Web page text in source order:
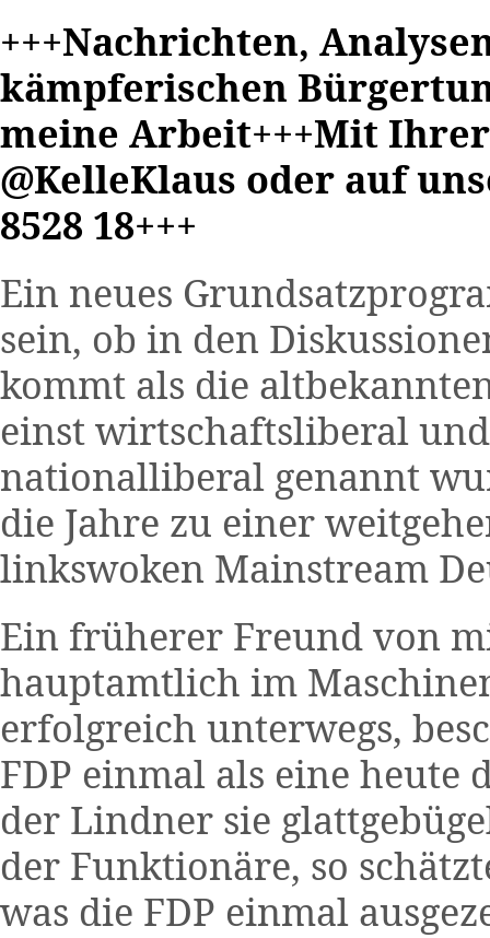
+++Nachrichten,
kämpferischen
meine Arbeit+++Mit
@KelleKlaus oder auf
8528 18+++
Ein neues
sein, ob in den
kommt als die
einst wirtschaftsliberal
nationalliberal genannt
die Jahre zu einer
linkswoken Mainstream
Ein früherer Freund von
hauptamtlich im
erfolgreich unterwegs,
FDP einmal als eine
der Lindner sie
der Funktionäre, so
was die FDP einmal